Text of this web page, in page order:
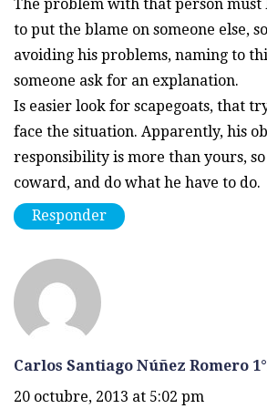
The problem with that person must
to put the blame on someone else,
avoiding his problems, naming to
someone ask for an explanation.
Is easier look for scapegoats, that
face the situation. Apparently, his
responsibility is more than yours,
coward, and do what he have to do.
Responder
Carlos Santiago Núñez Romero
20 octubre, 2013 at 5:02 pm